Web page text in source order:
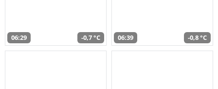
06:29 -0,7 °C 06:39 -0,8 °C